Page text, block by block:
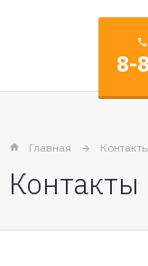
8-
Главная Контакты
Контакты